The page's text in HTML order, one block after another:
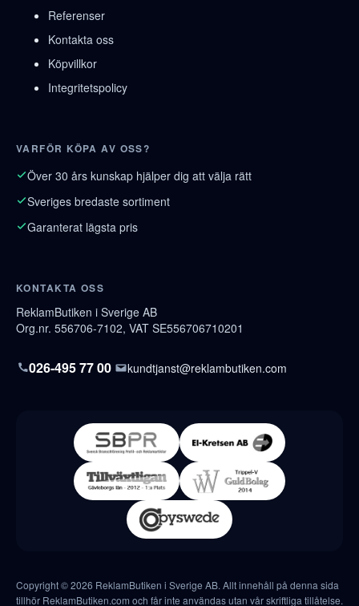
Referenser
Kontakta oss
Köpvillkor
Integritetspolicy
VARFÖR KÖPA AV OSS?
Över 30 års kunskap hjälper dig att välja rätt
Sveriges bredaste sortiment
Garanterat lägsta pris
KONTAKTA OSS
ReklamButiken i Sverige AB
Org.nr. 556706-7102, VAT SE556706710201
026-495 77 00 kundtjanst@reklambutiken.com
Copyright © 2026 ReklamButiken i Sverige AB. Allt innehåll på denna sida
tillhör ReklamButiken.com och får inte användas utan vår skriftliga tillåtelse.